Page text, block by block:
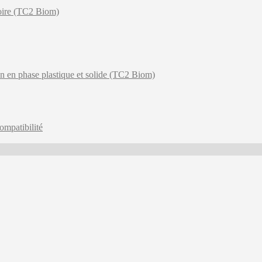
(TC2 Biom)
en phase plastique et solide (TC2 Biom)